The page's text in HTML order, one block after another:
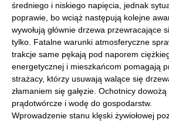
średniego i niskiego napięcia, jednak
poprawie, bo wciąż następują kolejne
wywołują głównie drzewa przewracające
tylko. Fatalne warunki atmosferyczne
trakcje same pękają pod naporem
energetycznej i mieszkańcom pomagają
strażacy, którzy usuwają walące się
złamaniem się gałęzie. Ochotnicy
prądotwórcze i wodę do gospodarstw.
Wprowadzenie stanu klęski żywiołowej